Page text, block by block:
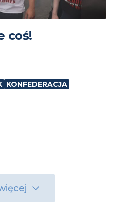
coś!
KONFEDERACJA